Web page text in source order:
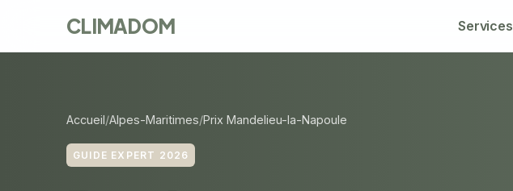
CLIMADOM Services
Accueil Alpes-Maritimes Prix Mandelieu-la-Napoule
GUIDE EXPERT 2026